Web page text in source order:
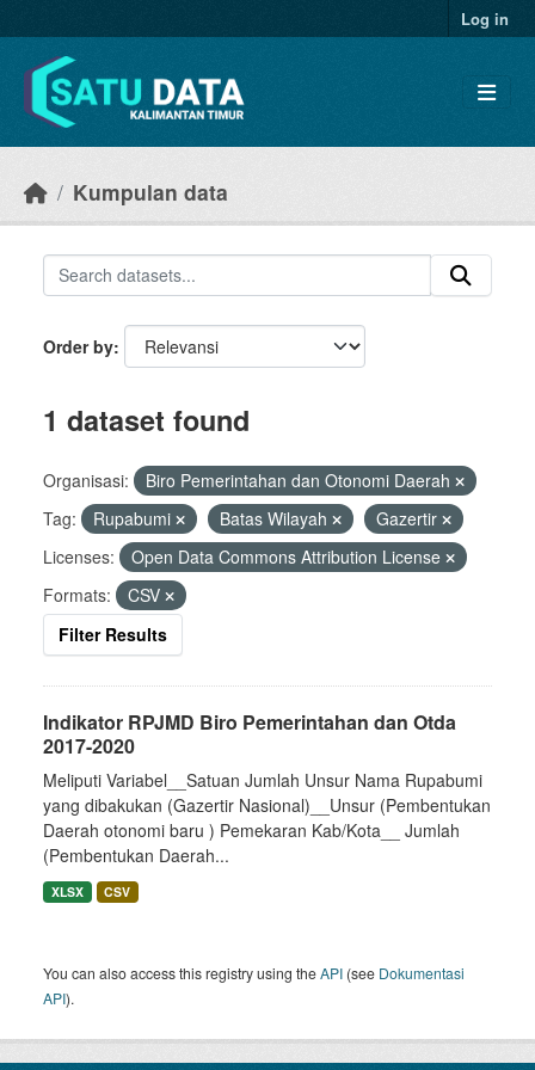
Log in
Kumpulan data
Order by
1 dataset found
Organisasi:
Biro Pemerintahan dan Otonomi Daerah
Tag:
Rupabumi Batas Wilayah
Gazertir
Licenses:
Open Data Commons Attribution License
Formats:
CSV
Filter Results
Indikator RPJMD Biro Pemerintahan dan Otda
2017-2020
Meliputi Variabel__Satuan Jumlah Unsur Nama Rupabumi
yang dibakukan (Gazertir Nasional)__Unsur (Pembentukan
Daerah otonomi baru ) Pemekaran Kab/Kota__ Jumlah
(Pembentukan Daerah...
XLSX CSV
You can also access this registry using theAPI (see Dokumentasi
API).